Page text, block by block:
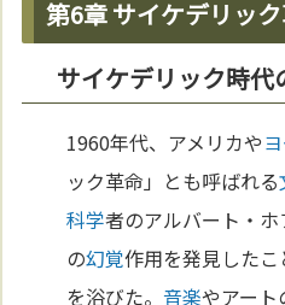
第6章 サイケデリッ
サイケデリック時代
1960年代、アメリカや
ック革命」とも呼ばれる
科学者のアルバート・
の幻覚作用を発見したこ
を浴びた。音楽やアート